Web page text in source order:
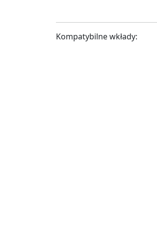
Kompatybilne wkłady: